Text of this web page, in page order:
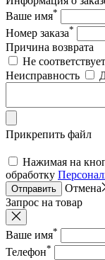
Ваше имя*
Номер заказа*
Причина возврата
Не
Неисправность
Прикрепить файл
Нажимая на
обработку
Отправить
Отмена
Запрос на товар
Ваше имя*
Телефон*